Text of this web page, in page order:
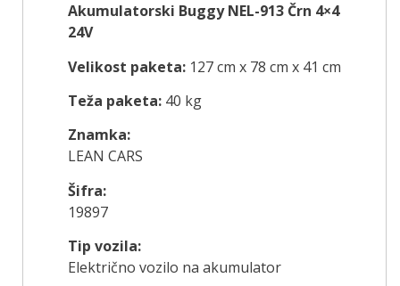
Akumulatorski Buggy NEL-913 Črn 4×4
24V
Velikost paketa: 127 cm x 78 cm x 41 cm
Teža paketa: 40 kg
Znamka:
LEAN CARS
Šifra:
19897
Tip vozila:
Električno vozilo na akumulator